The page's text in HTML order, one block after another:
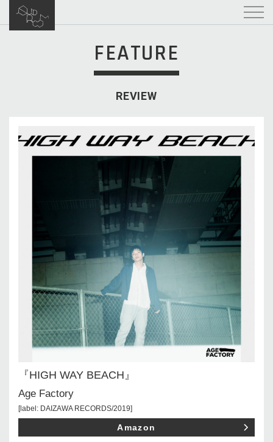
FEATURE
REVIEW
『HIGH WAY BEACH』
Age Factory
[label: DAIZAWA RECORDS/2019]
Amazon